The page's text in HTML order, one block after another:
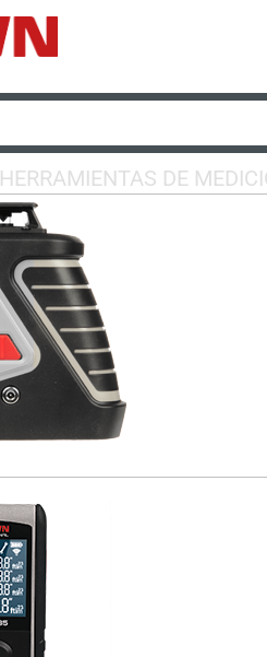
HERRAMIENTAS DE